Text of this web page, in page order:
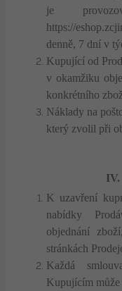
je
https://
denně, 7 dní v
Kupující od
v okamžiku
konkrétního
Náklady na
který zvolil při
IV.
K uzavření
nabídky
objednání
stránkách
Každá
Kupujícím může